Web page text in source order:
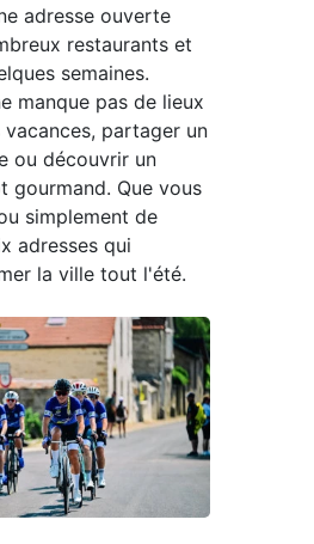
adresse ouverte
restaurants et
semaines.
manque pas de lieux
partager un
ou découvrir un
gourmand. Que vous
simplement de
adresses qui
la ville tout l'été.